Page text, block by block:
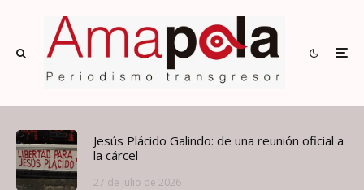
Jesús Plácido Galindo: de una reunión oficial a
la cárcel
27 de julio de 2026